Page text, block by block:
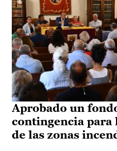
Aprobado un
contingencia para
de las zonas